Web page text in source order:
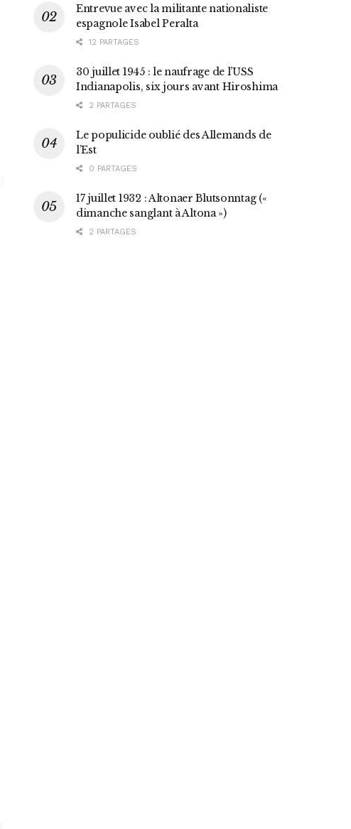
Entrevue avec la militante nationaliste
espagnole Isabel Peralta
12 PARTAGES
30 juillet 1945 : le naufrage de l’USS
Indianapolis, six jours avant Hiroshima
2 PARTAGES
Le populicide oublié des Allemands de
l’Est
0 PARTAGES
17 juillet 1932 : Altonaer Blutsonntag («
dimanche sanglant à Altona »)
2 PARTAGES